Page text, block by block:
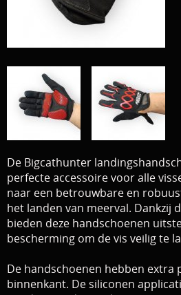
Boten en Belly / alle
Tenten / Aasvisbewaring /
Tassen
Per leverancier
Kleding
PROMO materiaal
cadeau bon
2e hands 2e kans
Download area
TIPS, Montages and film
Meerval.shop Pro staff
You Tube kanaal
De Bigcathunter
perfecte accessoire voor alle
naar een betrouwbare en
het landen van meerval. Dankzij
bieden deze handschoenen
bescherming om de vis veilig te
De handschoenen hebben extra
binnenkant. De siliconen